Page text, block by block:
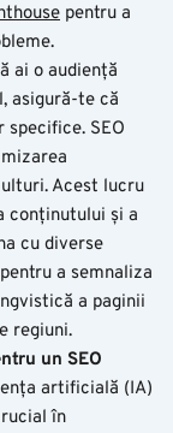
pentru a
ai o audiență
asigură-te că
SEO
Acest lucru
conținutului și a
cu diverse
a semnaliza
a paginii
regiuni.
un SEO
artificială (IA)
în